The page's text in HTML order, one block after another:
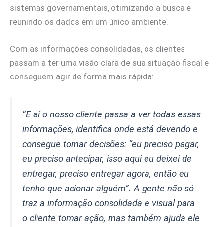
sistemas governamentais, otimizando a busca e
reunindo os dados em um único ambiente.
Com as informações consolidadas, os clientes
passam a ter uma visão clara de sua situação fiscal e
conseguem agir de forma mais rápida:
“E aí o nosso cliente passa a ver todas essas
informações, identifica onde está devendo e
consegue tomar decisões: “eu preciso pagar,
eu preciso antecipar, isso aqui eu deixei de
entregar, preciso entregar agora, então eu
tenho que acionar alguém”. A gente não só
traz a informação consolidada e visual para
o cliente tomar ação, mas também ajuda ele